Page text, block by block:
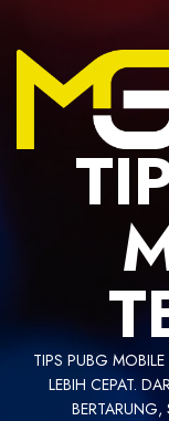
content
TIPS PUBG
LEBIH CEPAT.
BERTARUNG,